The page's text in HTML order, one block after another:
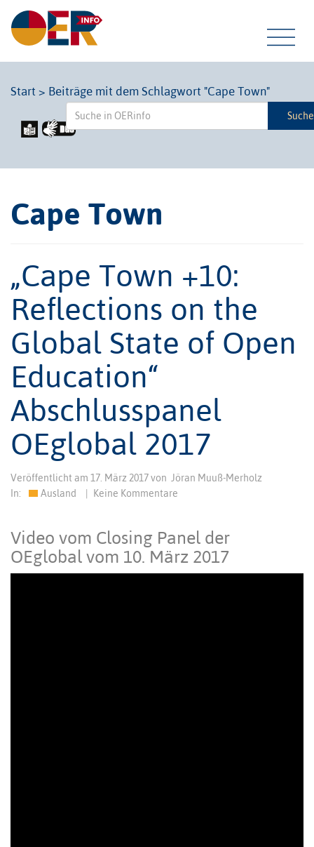
Start > Beiträge mit dem Schlagwort "Cape Town"
Cape Town
„Cape Town +10:
Reflections on the
Global State of Open
Education“
Abschlusspanel
OEglobal 2017
Veröffentlicht am 17. März 2017von Jöran Muuß-Merholz
In:
Ausland Keine Kommentare
Video vom Closing Panel der
OEglobal vom 10. März 2017